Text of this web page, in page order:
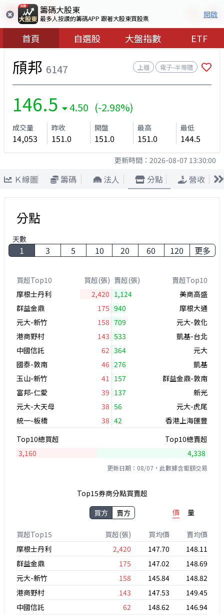
籌碼大股東
最多人按讚的籌碼APP 跟著大股東買股票 開啟
首頁 自選股 大盤指數 ETF
頎邦 6147 上櫃 電子–半導體
146.5 4.50 (-2.98%)
成交量
14,053
昨收
151.0
開盤
151.0
最高
151.0
最低
144.5
更新時間： 2026-08-07 13:30:00
Ｋ線圖 籌碼 法人 分點 營收
分點
天數
1 3 5 10 20 60 120 更多
買超Top10 買超(張) 賣超(張)
賣超Top10
摩根士丹利
2,420 1,124
美商高盛
群益金鼎
175 940
摩根大通
元大-新竹
158 709
元大-敦化
港商野村
143 533
凱基-台北
中國信託
62 364
元大
國泰-敦南
46 276
凱基
玉山-新竹
41 157
群益金鼎-敦南
富邦-仁愛
39 137
新光
元大-大天母
38 56
元大-虎尾
統一-板橋
38 42
香港上海匯豐
Top10總買超
Top10總賣超
3,160
4,338
更新日期：08/07，此數據含鉅額交易
Top15券商分點買賣超
買方
賣方 價 量
買超Top15 買超(張) 買均價
賣均價
摩根士丹利
2,420 147.70
148.11
群益金鼎
175 147.02
148.69
元大-新竹
158 145.84
148.82
港商野村
143 147.53
149.45
中國信託
62 148.62
146.94